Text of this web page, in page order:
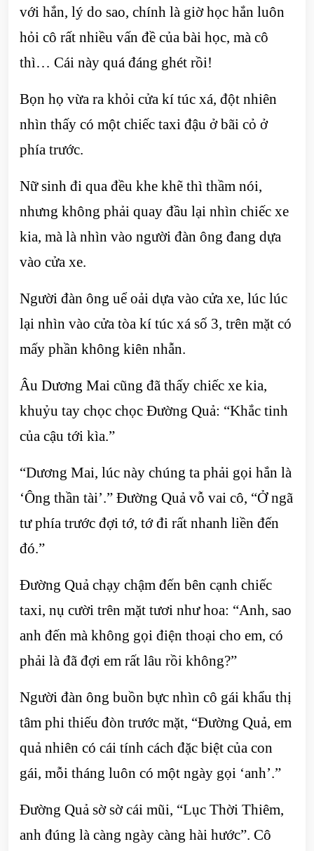
với hắn, lý do sao, chính là giờ học hắn luôn
hỏi cô rất nhiều vấn đề của bài học, mà cô
thì… Cái này quá đáng ghét rồi!
Bọn họ vừa ra khỏi cửa kí túc xá, đột nhiên
nhìn thấy có một chiếc taxi đậu ở bãi cỏ ở
phía trước.
Nữ sinh đi qua đều khe khẽ thì thầm nói,
nhưng không phải quay đầu lại nhìn chiếc xe
kia, mà là nhìn vào người đàn ông đang dựa
vào cửa xe.
Người đàn ông uể oải dựa vào cửa xe, lúc lúc
lại nhìn vào cửa tòa kí túc xá số 3, trên mặt có
mấy phần không kiên nhẫn.
Âu Dương Mai cũng đã thấy chiếc xe kia,
khuỷu tay chọc chọc Đường Quả: “Khắc tinh
của cậu tới kìa.”
“Dương Mai, lúc này chúng ta phải gọi hắn là
‘Ông thần tài’.” Đường Quả vỗ vai cô, “Ở ngã
tư phía trước đợi tớ, tớ đi rất nhanh liền đến
đó.”
Đường Quả chạy chậm đến bên cạnh chiếc
taxi, nụ cười trên mặt tươi như hoa: “Anh, sao
anh đến mà không gọi điện thoại cho em, có
phải là đã đợi em rất lâu rồi không?”
Người đàn ông buồn bực nhìn cô gái khẩu thị
tâm phi thiếu đòn trước mặt, “Đường Quả, em
quả nhiên có cái tính cách đặc biệt của con
gái, mỗi tháng luôn có một ngày gọi ‘anh’.”
Đường Quả sờ sờ cái mũi, “Lục Thời Thiêm,
anh đúng là càng ngày càng hài hước”. Cô